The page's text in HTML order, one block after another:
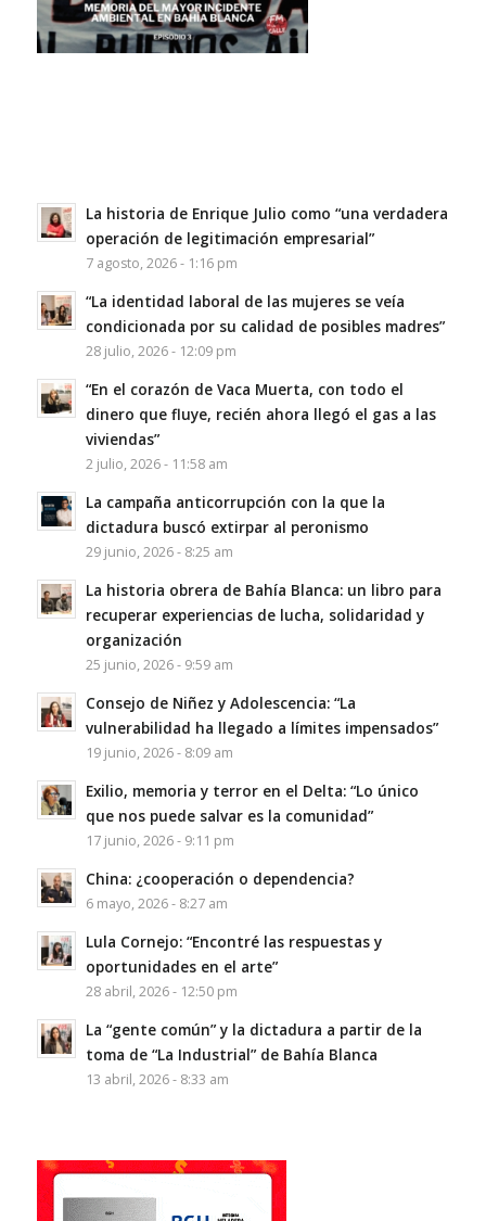
La historia de Enrique Julio como “una verdadera
operación de legitimación empresarial”
7 agosto, 2026 - 1:16 pm
“La identidad laboral de las mujeres se veía
condicionada por su calidad de posibles madres”
28 julio, 2026 - 12:09 pm
“En el corazón de Vaca Muerta, con todo el
dinero que fluye, recién ahora llegó el gas a las
viviendas”
2 julio, 2026 - 11:58 am
La campaña anticorrupción con la que la
dictadura buscó extirpar al peronismo
29 junio, 2026 - 8:25 am
La historia obrera de Bahía Blanca: un libro para
recuperar experiencias de lucha, solidaridad y
organización
25 junio, 2026 - 9:59 am
Consejo de Niñez y Adolescencia: “La
vulnerabilidad ha llegado a límites impensados”
19 junio, 2026 - 8:09 am
Exilio, memoria y terror en el Delta: “Lo único
que nos puede salvar es la comunidad”
17 junio, 2026 - 9:11 pm
China: ¿cooperación o dependencia?
6 mayo, 2026 - 8:27 am
Lula Cornejo: “Encontré las respuestas y
oportunidades en el arte”
28 abril, 2026 - 12:50 pm
La “gente común” y la dictadura a partir de la
toma de “La Industrial” de Bahía Blanca
13 abril, 2026 - 8:33 am